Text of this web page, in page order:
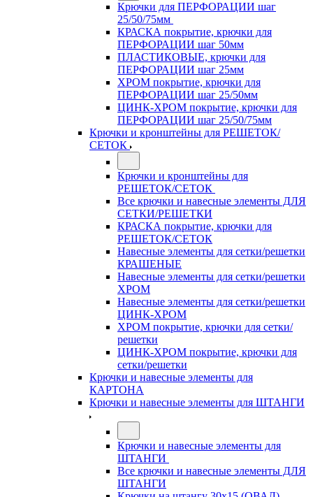
Крючки для ПЕРФОРАЦИИ шаг
25/50/75мм
КРАСКА покрытие, крючки для
ПЕРФОРАЦИИ шаг 50мм
ПЛАСТИКОВЫЕ, крючки для
ПЕРФОРАЦИИ шаг 25мм
ХРОМ покрытие, крючки для
ПЕРФОРАЦИИ шаг 25/50мм
ЦИНК-ХРОМ покрытие, крючки для
ПЕРФОРАЦИИ шаг 25/50/75мм
Крючки и кронштейны для РЕШЕТОК/
СЕТОК
Крючки и кронштейны для
РЕШЕТОК/СЕТОК
Все крючки и навесные элементы ДЛЯ
СЕТКИ/РЕШЕТКИ
КРАСКА покрытие, крючки для
РЕШЕТОК/СЕТОК
Навесные элементы для сетки/решетки
КРАШЕНЫЕ
Навесные элементы для сетки/решетки
ХРОМ
Навесные элементы для сетки/решетки
ЦИНК-ХРОМ
ХРОМ покрытие, крючки для сетки/
решетки
ЦИНК-ХРОМ покрытие, крючки для
сетки/решетки
Крючки и навесные элементы для
КАРТОНА
Крючки и навесные элементы для ШТАНГИ
Крючки и навесные элементы для
ШТАНГИ
Все крючки и навесные элементы ДЛЯ
ШТАНГИ